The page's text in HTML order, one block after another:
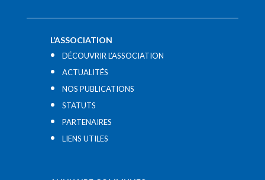
L’ASSOCIATION
DÉCOUVRIR L’ASSOCIATION
ACTUALITÉS
NOS PUBLICATIONS
STATUTS
PARTENAIRES
LIENS UTILES​